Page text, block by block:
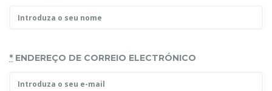
* ENDEREÇO DE CORREIO ELECTRÓNICO